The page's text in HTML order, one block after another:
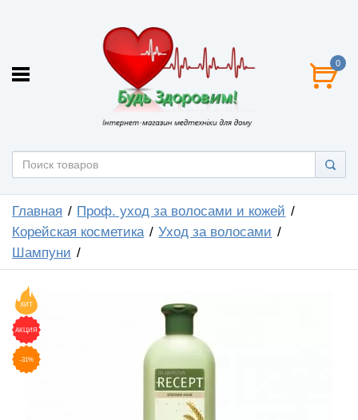
0
Главная
Проф. уход за волосами и кожей
Корейская косметика
Уход за волосами
Шампуни
ХИТ
АКЦИЯ
-31%